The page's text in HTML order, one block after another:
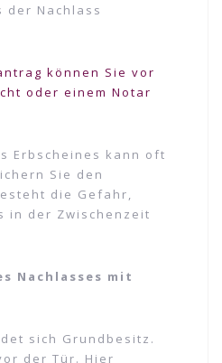
Nachlass
können Sie vor
oder einem Notar
Erbscheines kann oft
Sie den
die Gefahr,
in der Zwischenzeit
Nachlasses mit
sich Grundbesitz.
der Tür. Hier